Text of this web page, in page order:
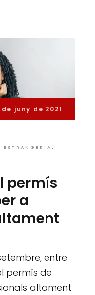
de juny de 2021
permís
a
entre
permís de
altament